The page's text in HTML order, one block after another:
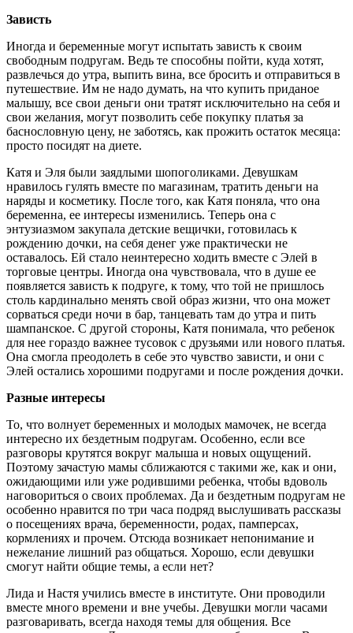
Зависть
Иногда и беременные могут испытать зависть к своим
свободным подругам. Ведь те способны пойти, куда хотят,
развлечься до утра, выпить вина, все бросить и отправиться в
путешествие. Им не надо думать, на что купить приданое
малышу, все свои деньги они тратят исключительно на себя и
свои желания, могут позволить себе покупку платья за
баснословную цену, не заботясь, как прожить остаток месяца:
просто посидят на диете.
Катя и Эля были заядлыми шопоголиками. Девушкам
нравилось гулять вместе по магазинам, тратить деньги на
наряды и косметику. После того, как Катя поняла, что она
беременна, ее интересы изменились. Теперь она с
энтузиазмом закупала детские вещички, готовилась к
рождению дочки, на себя денег уже практически не
оставалось. Ей стало неинтересно ходить вместе с Элей в
торговые центры. Иногда она чувствовала, что в душе ее
появляется зависть к подруге, к тому, что той не пришлось
столь кардинально менять свой образ жизни, что она может
сорваться среди ночи в бар, танцевать там до утра и пить
шампанское. С другой стороны, Катя понимала, что ребенок
для нее гораздо важнее тусовок с друзьями или нового платья.
Она смогла преодолеть в себе это чувство зависти, и они с
Элей остались хорошими подругами и после рождения дочки.
Разные интересы
То, что волнует беременных и молодых мамочек, не всегда
интересно их бездетным подругам. Особенно, если все
разговоры крутятся вокруг малыша и новых ощущений.
Поэтому зачастую мамы сближаются с такими же, как и они,
ожидающими или уже родившими ребенка, чтобы вдоволь
наговориться о своих проблемах. Да и бездетным подругам не
особенно нравится по три часа подряд выслушивать рассказы
о посещениях врача, беременности, родах, памперсах,
кормлениях и прочем. Отсюда возникает непонимание и
нежелание лишний раз общаться. Хорошо, если девушки
смогут найти общие темы, а если нет?
Лида и Настя учились вместе в институте. Они проводили
вместе много времени и вне учебы. Девушки могли часами
разговаривать, всегда находя темы для общения. Все